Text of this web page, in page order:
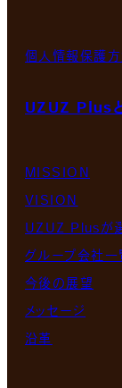
個人情報保護
UZUZ Plus
MISSION
VISION
UZUZ Plusが
グループ会社一
今後の展望
メッセージ
沿革